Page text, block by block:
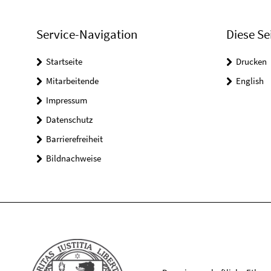
Service-Navigation
Startseite
Mitarbeitende
Impressum
Datenschutz
Barrierefreiheit
Bildnachweise
Diese
Drucken
English